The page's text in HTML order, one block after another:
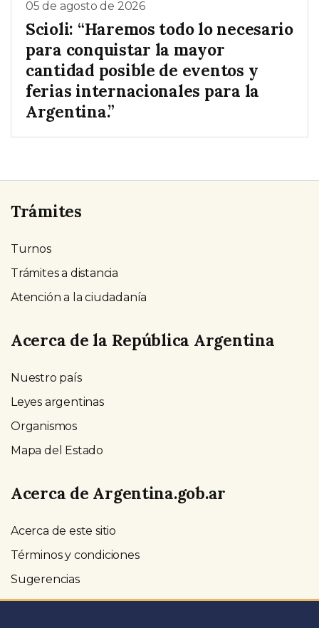
05 de agosto de 2026
Scioli: “Haremos todo lo necesario
para conquistar la mayor
cantidad posible de eventos y
ferias internacionales para la
Argentina.”
Trámites
Turnos
Trámites a distancia
Atención a la ciudadanía
Acerca de la República Argentina
Nuestro país
Leyes argentinas
Organismos
Mapa del Estado
Acerca de Argentina.gob.ar
Acerca de este sitio
Términos y condiciones
Sugerencias